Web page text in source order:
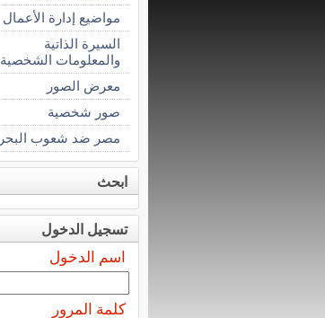
مواضيع إدارة الأعمال
السيرة الذاتية
والمعلومات الشخصية
معرض الصور
صور شخصية
مصر ضد شعوب البحر
ابحث
تسجيل الدخول
اسم الدخول
كلمة المرور